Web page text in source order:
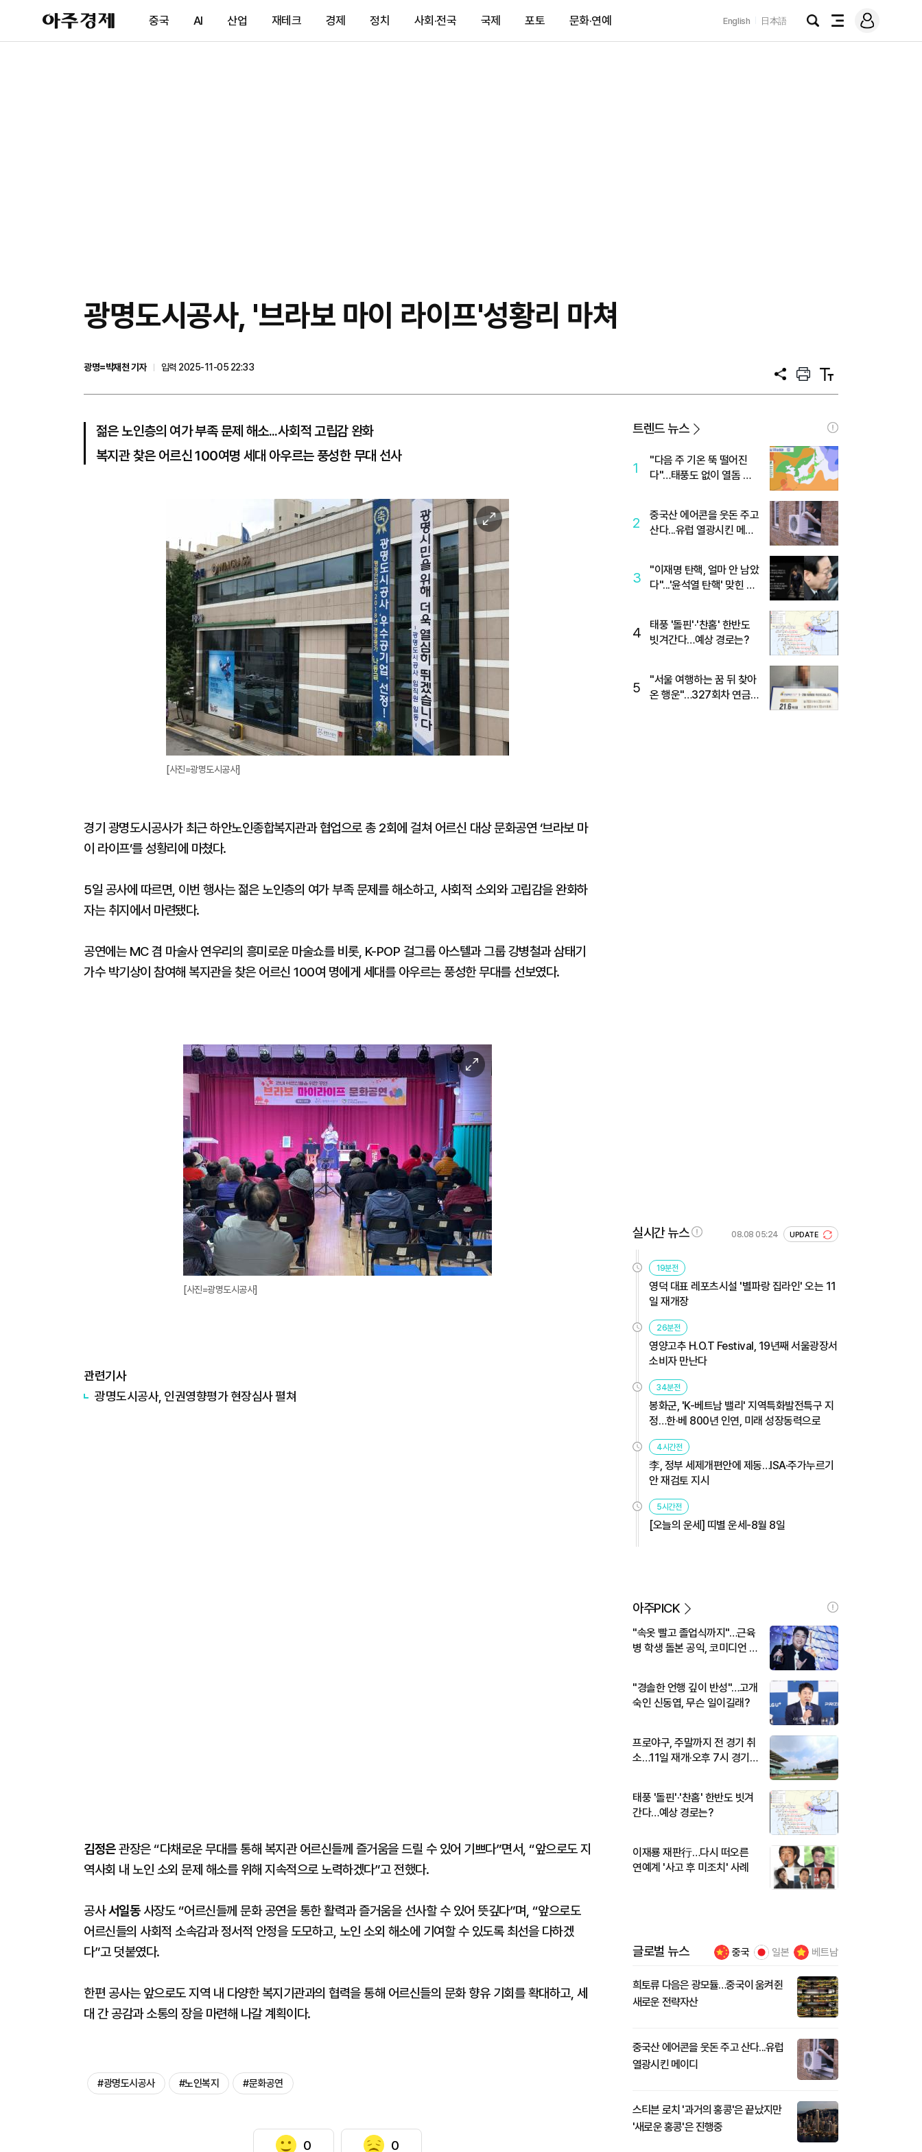
아
주
제
중국 AI 산업 재테크 경제 정치 사회·전국 국제 포토 문화·연예 English 日本語
검
전
메
그
광명도시공사, '브라보 마이 라이프'성황리 마쳐
광명=박재천 기자
입력 2025-11-05 22:33
공
프
트
텍
트
젊은 노인층의 여가 부족 문제 해소...사회적 고립감 완화
복지관 찾은 어르신 100여명 세대 아우르는 풍성한 무대 선사
이
미
확
대
[사진=광명도시공사]
경기 광명도시공사가 최근 하안노인종합복지관과 협업으로 총 2회에 걸쳐 어르신 대상 문화공연 ‘브라보 마
이 라이프’를 성황리에 마쳤다.
5일 공사에 따르면, 이번 행사는 젊은 노인층의 여가 부족 문제를 해소하고, 사회적 소외와 고립감을 완화하
자는 취지에서 마련됐다.
공연에는 MC 겸 마술사 연우리의 흥미로운 마술쇼를 비롯, K-POP 걸그룹 아스텔과 그룹 강병철과 삼태기
가수 박기상이 참여해 복지관을 찾은 어르신 100여 명에게 세대를 아우르는 풍성한 무대를 선보였다.
이
미
지
확
대
[사진=광명도시공사]
관련기사
광명도시공사, 인권영향평가 현장심사 펼쳐
김정은관장은 “다채로운 무대를 통해 복지관 어르신들께 즐거움을 드릴 수 있어 기쁘다”면서, “앞으로도 지
역사회 내 노인 소외 문제 해소를 위해 지속적으로 노력하겠다”고 전했다.
공사서일동사장도 “어르신들께 문화 공연을 통한 활력과 즐거움을 선사할 수 있어 뜻깊다”며, “앞으로도
어르신들의 사회적 소속감과 정서적 안정을 도모하고, 노인 소외 해소에 기여할 수 있도록 최선을 다하겠
다”고 덧붙였다.
한편 공사는 앞으로도 지역 내 다양한 복지기관과의 협력을 통해 어르신들의 문화 향유 기회를 확대하고, 세
대 간 공감과 소통의 장을 마련해 나갈 계획이다.
#광명도시공사 #노인복지 #문화공연
0 0
트렌드 뉴스
1
"다음 주 기온 뚝 떨어진
다"…태풍도 없이 열돔 박
2
중국산 에어콘을 웃돈 주고
산다...유럽 열광시킨 메이
3
"이재명 탄핵, 얼마 안 남았
다"...'윤석열 탄핵' 맞힌 무
4
태풍 '돌핀'·'찬홈' 한반도
빗겨간다…예상 경로는?
5
"서울 여행하는 꿈 뒤 찾아
온 행운"…327회차 연금
실시간 뉴스 08.08 05:24 UPDATE
19분전
영덕 대표 레포츠시설 '별파랑 집라인' 오는 11
일 재개장
26분전
영양고추 H.O.T Festival, 19년째 서울광장서
소비자 만난다
34분전
봉화군, 'K-베트남 밸리' 지역특화발전특구 지
정…한·베 800년 인연, 미래 성장동력으로
4시간전
李, 정부 세제개편안에 제동…ISA·주가누르기
안 재검토 지시
5시간전
[오늘의 운세] 띠별 운세-8월 8일
아주PICK
"속옷 빨고 졸업식까지"…근육
병 학생 돌본 공익, 코미디언 김
"경솔한 언행 깊이 반성"…고개
숙인 신동엽, 무슨 일이길래?
프로야구, 주말까지 전 경기 취
소…11일 재개·오후 7시 경기
태풍 '돌핀'·'찬홈' 한반도 빗겨
간다…예상 경로는?
이재룡 재판行…다시 떠오른
연예계 '사고 후 미조치' 사례
글로벌 뉴스 중국 일본 베트남
희토류 다음은 광모듈…중국이 움켜쥔
새로운 전략자산
중국산 에어콘을 웃돈 주고 산다...유럽
열광시킨 메이디
스티븐 로치 '과거의 홍콩'은 끝났지만
'새로운 홍콩'은 진행중